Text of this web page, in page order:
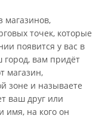
магазинов,
точек, которые
появится у вас в
город, вам придёт
магазин,
зоне и называете
ваш друг или
имя, на кого он